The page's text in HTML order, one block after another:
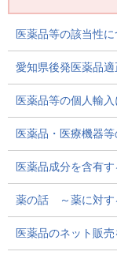
医薬品等の該当性に
愛知県後発医薬品
医薬品等の個人輸
医薬品・医療機器
医薬品成分を含有
薬の話 ～薬に対す
医薬品のネット販